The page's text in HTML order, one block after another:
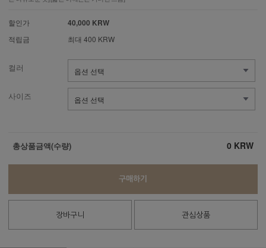
할인가 40,000 KRW
적립금 최대 400 KRW
컬러
사이즈
총상품금액(수량) 0 KRW
구매하기
장바구니 관심상품